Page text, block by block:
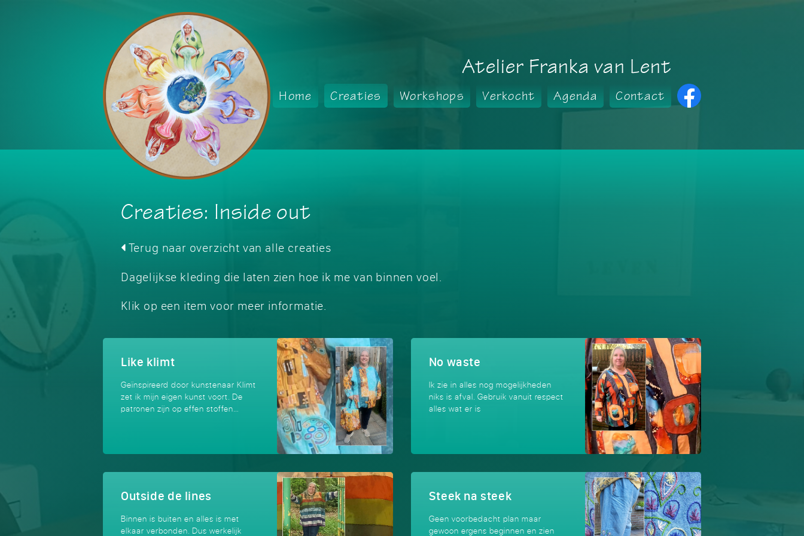
Atelier Franka van Lent
Home Creaties Workshops Verkocht Agenda Contact
Creaties: Inside out
Terug naar overzicht van alle creaties
Dagelijkse kleding die laten zien hoe ik me van binnen voel.
Klik op een item voor meer informatie.
Like klimt
Geïnspireerd door kunstenaar Klimt
zet ik mijn eigen kunst voort. De
patronen zijn op effen stoffen…
No waste
Ik zie in alles nog mogelijkheden
niks is afval. Gebruik vanuit respect
alles wat er is
Outside de lines
Binnen is buiten en alles is met
elkaar verbonden. Dus werkelijk
Steek na steek
Geen voorbedacht plan maar
gewoon ergens beginnen en zien